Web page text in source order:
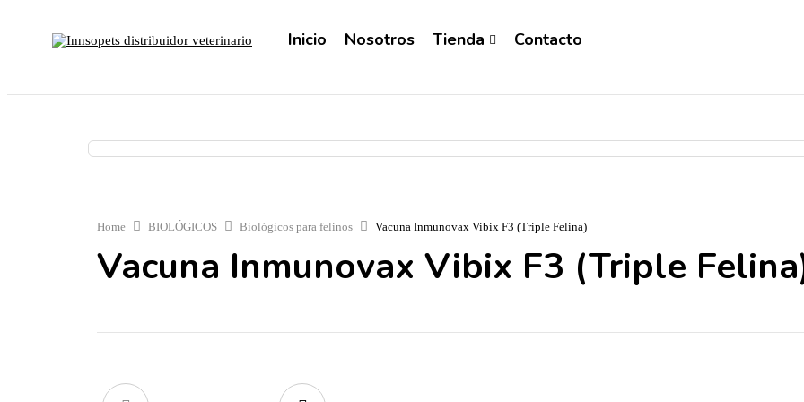
Inicio Nosotros Tienda Contacto
Home BIOLÓGICOS Biológicos para felinos Vacuna Inmunovax Vibix F3 (Triple Felina)
Vacuna Inmunovax Vibix F3 (Triple